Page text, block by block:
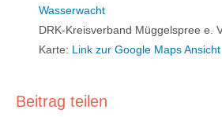
Wasserwacht
DRK-Kreisverband Müggelspree e.
Karte: Link zur Google Maps Ansicht
Beitrag teilen